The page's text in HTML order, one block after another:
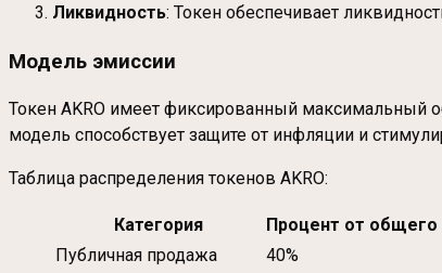
Ликвидность: Токен обеспечивает
Модель эмиссии
Токен AKRO имеет фиксированный максимальный
модель способствует защите от инфляции и
Таблица распределения токенов AKRO:
Категория Процент от
Публичная продажа
40%